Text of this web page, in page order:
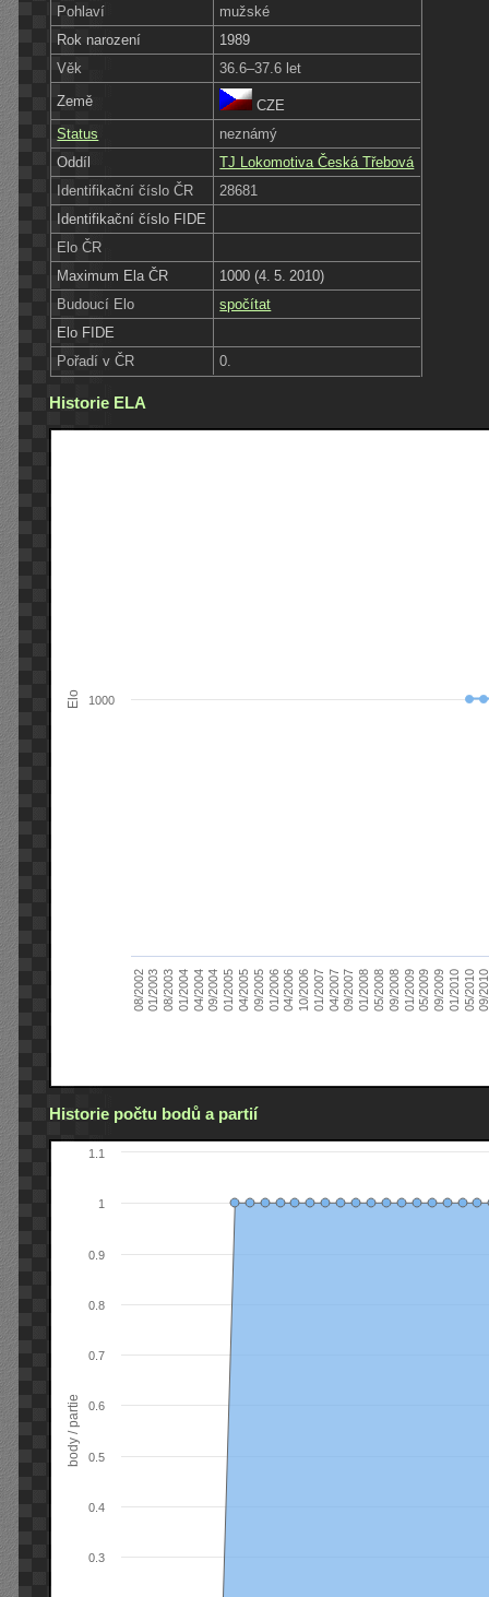
Pohlaví
mužské
Rok narození
1989
Věk
36.6–37.6 let
Země
CZE
Status
neznámý
Oddíl
TJ Lokomotiva Česká Třebová
Identifikační číslo ČR
28681
Identifikační číslo FIDE
Elo ČR
Maximum Ela ČR
1000 (4. 5. 2010)
Budoucí Elo
spočítat
Elo FIDE
Pořadí v ČR
0.
Historie ELA
Elo
08/200201/200308/200301/200404/200409/200401/200504/200509/200501/200604/200610/200601/200704/200709/200701/200805/200809/200801/200905/200909/200901/201005/201009/
1000
Historie počtu bodů a partií
body / partie
0.3
0.4
0.5
0.6
0.7
0.8
0.9
1
1.1